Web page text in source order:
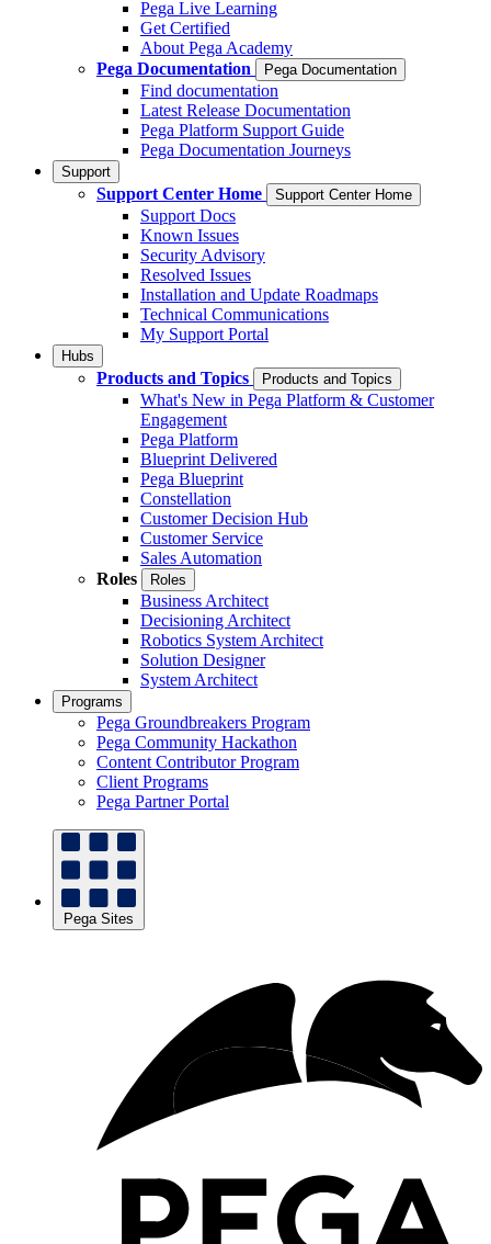
Pega Live Learning
Get Certified
About Pega Academy
Pega Documentation
Pega Documentation
Find documentation
Latest Release Documentation
Pega Platform Support Guide
Pega Documentation Journeys
Support
Support Center Home Support Center Home
Support Docs
Known Issues
Security Advisory
Resolved Issues
Installation and Update Roadmaps
Technical Communications
My Support Portal
Hubs
Products and Topics Products and Topics
What's New in Pega Platform & Customer
Engagement
Pega Platform
Blueprint Delivered
Pega Blueprint
Constellation
Customer Decision Hub
Customer Service
Sales Automation
Roles
Roles
Business Architect
Decisioning Architect
Robotics System Architect
Solution Designer
System Architect
Programs
Pega Groundbreakers Program
Pega Community Hackathon
Content Contributor Program
Client Programs
Pega Partner Portal
Pega Sites